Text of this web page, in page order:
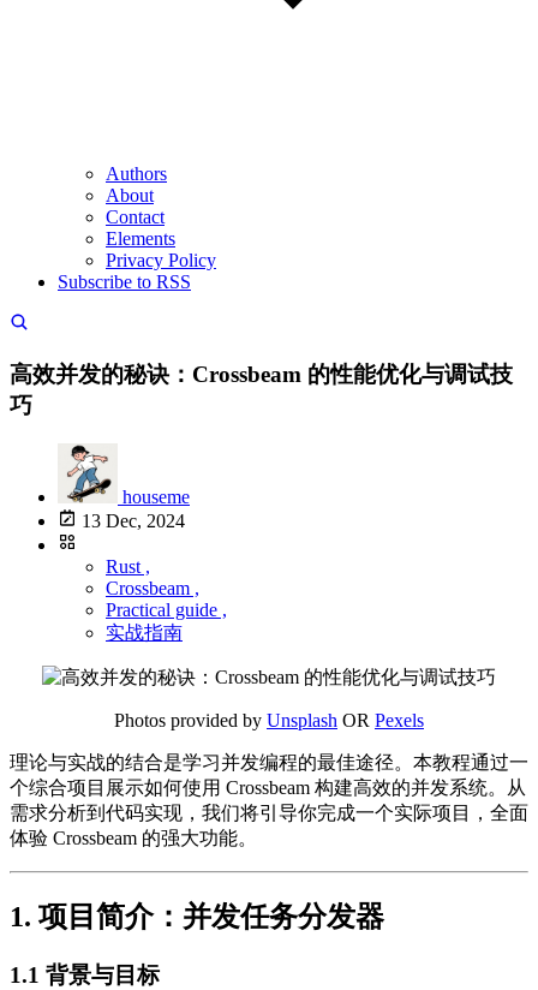
Authors
About
Contact
Elements
Privacy Policy
Subscribe to RSS
高效并发的秘诀：Crossbeam 的性能优化与调试技
巧
houseme
13 Dec, 2024
Rust ,
Crossbeam ,
Practical guide ,
实战指南
Photos provided by Unsplash OR Pexels
理论与实战的结合是学习并发编程的最佳途径。本教程通过一
个综合项目展示如何使用 Crossbeam 构建高效的并发系统。从
需求分析到代码实现，我们将引导你完成一个实际项目，全面
体验 Crossbeam 的强大功能。
1. 项目简介：并发任务分发器
1.1 背景与目标